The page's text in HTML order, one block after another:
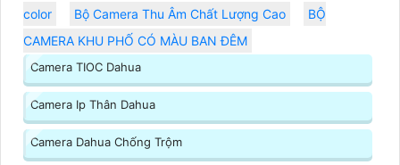
color
Bộ Camera Thu Âm Chất Lượng Cao
BỘ
CAMERA KHU PHỐ CÓ MÀU BAN ĐÊM
Camera TIOC Dahua
Camera Ip Thân Dahua
Camera Dahua Chống Trộm